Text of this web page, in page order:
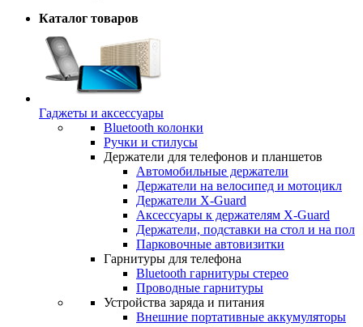
Каталог товаров
Гаджеты и аксессуары
Bluetooth колонки
Ручки и стилусы
Держатели для телефонов и планшетов
Автомобильные держатели
Держатели на велосипед и мотоцикл
Держатели X-Guard
Аксессуары к держателям X-Guard
Держатели, подставки на стол и на пол
Парковочные автовизитки
Гарнитуры для телефона
Bluetooth гарнитуры стерео
Проводные гарнитуры
Устройства заряда и питания
Внешние портативные аккумуляторы